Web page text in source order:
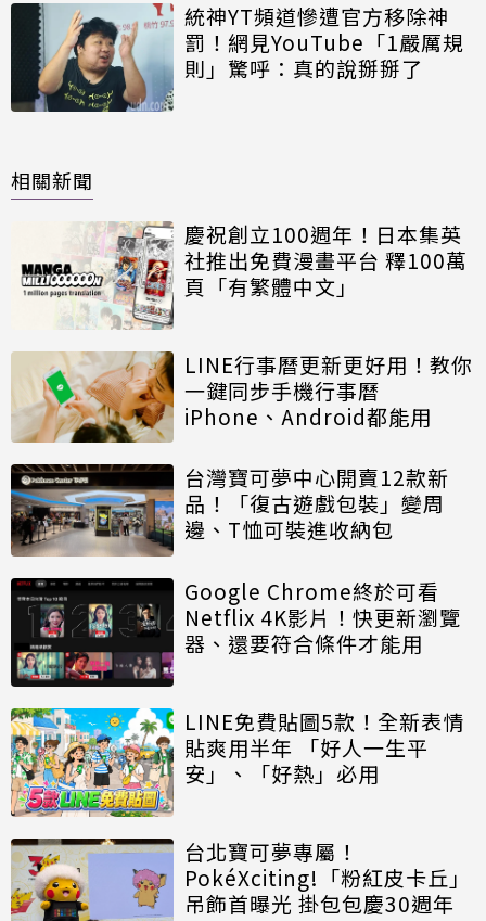
統神YT頻道慘遭官方移除神
罰！網見YouTube「1嚴厲規
則」驚呼：真的說掰掰了
相關新聞
慶祝創立100週年！日本集英
社推出免費漫畫平台 釋100萬
頁「有繁體中文」
LINE行事曆更新更好用！教你
一鍵同步手機行事曆
iPhone、Android都能用
台灣寶可夢中心開賣12款新
品！「復古遊戲包裝」變周
邊、T恤可裝進收納包
Google Chrome終於可看
Netflix 4K影片！快更新瀏覽
器、還要符合條件才能用
LINE免費貼圖5款！全新表情
貼爽用半年 「好人一生平
安」、「好熱」必用
台北寶可夢專屬！
PokéXciting!「粉紅皮卡丘」
吊飾首曝光 掛包包慶30週年